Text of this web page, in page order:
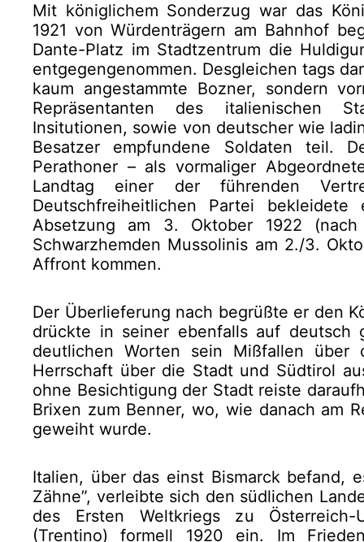
Mit königlichem Sonderzug war das
1921 von Würdenträgern am Bahnhof
Dante-Platz im Stadtzentrum die
entgegengenommen. Desgleichen tags
kaum angestammte Bozner, sondern
Repräsentanten des italienischen
Insitutionen, sowie von deutscher wie
Besatzer empfundene Soldaten teil.
Perathoner – als vormaliger
Landtag einer der führenden
Deutschfreiheitlichen Partei
Absetzung am 3. Oktober 1922
Schwarzhemden Mussolinis am 2./3.
Affront kommen.
Der Überlieferung nach begrüßte er den
drückte in seiner ebenfalls auf deutsch
deutlichen Worten sein Mißfallen über
Herrschaft über die Stadt und Südtirol
ohne Besichtigung der Stadt reiste
Brixen zum Benner, wo, wie danach am
geweiht wurde.
Italien, über das einst Bismarck befand,
Zähne”, verleibte sich den südlichen
des Ersten Weltkriegs zu Österreich-
(Trentino) formell 1920 ein. Im